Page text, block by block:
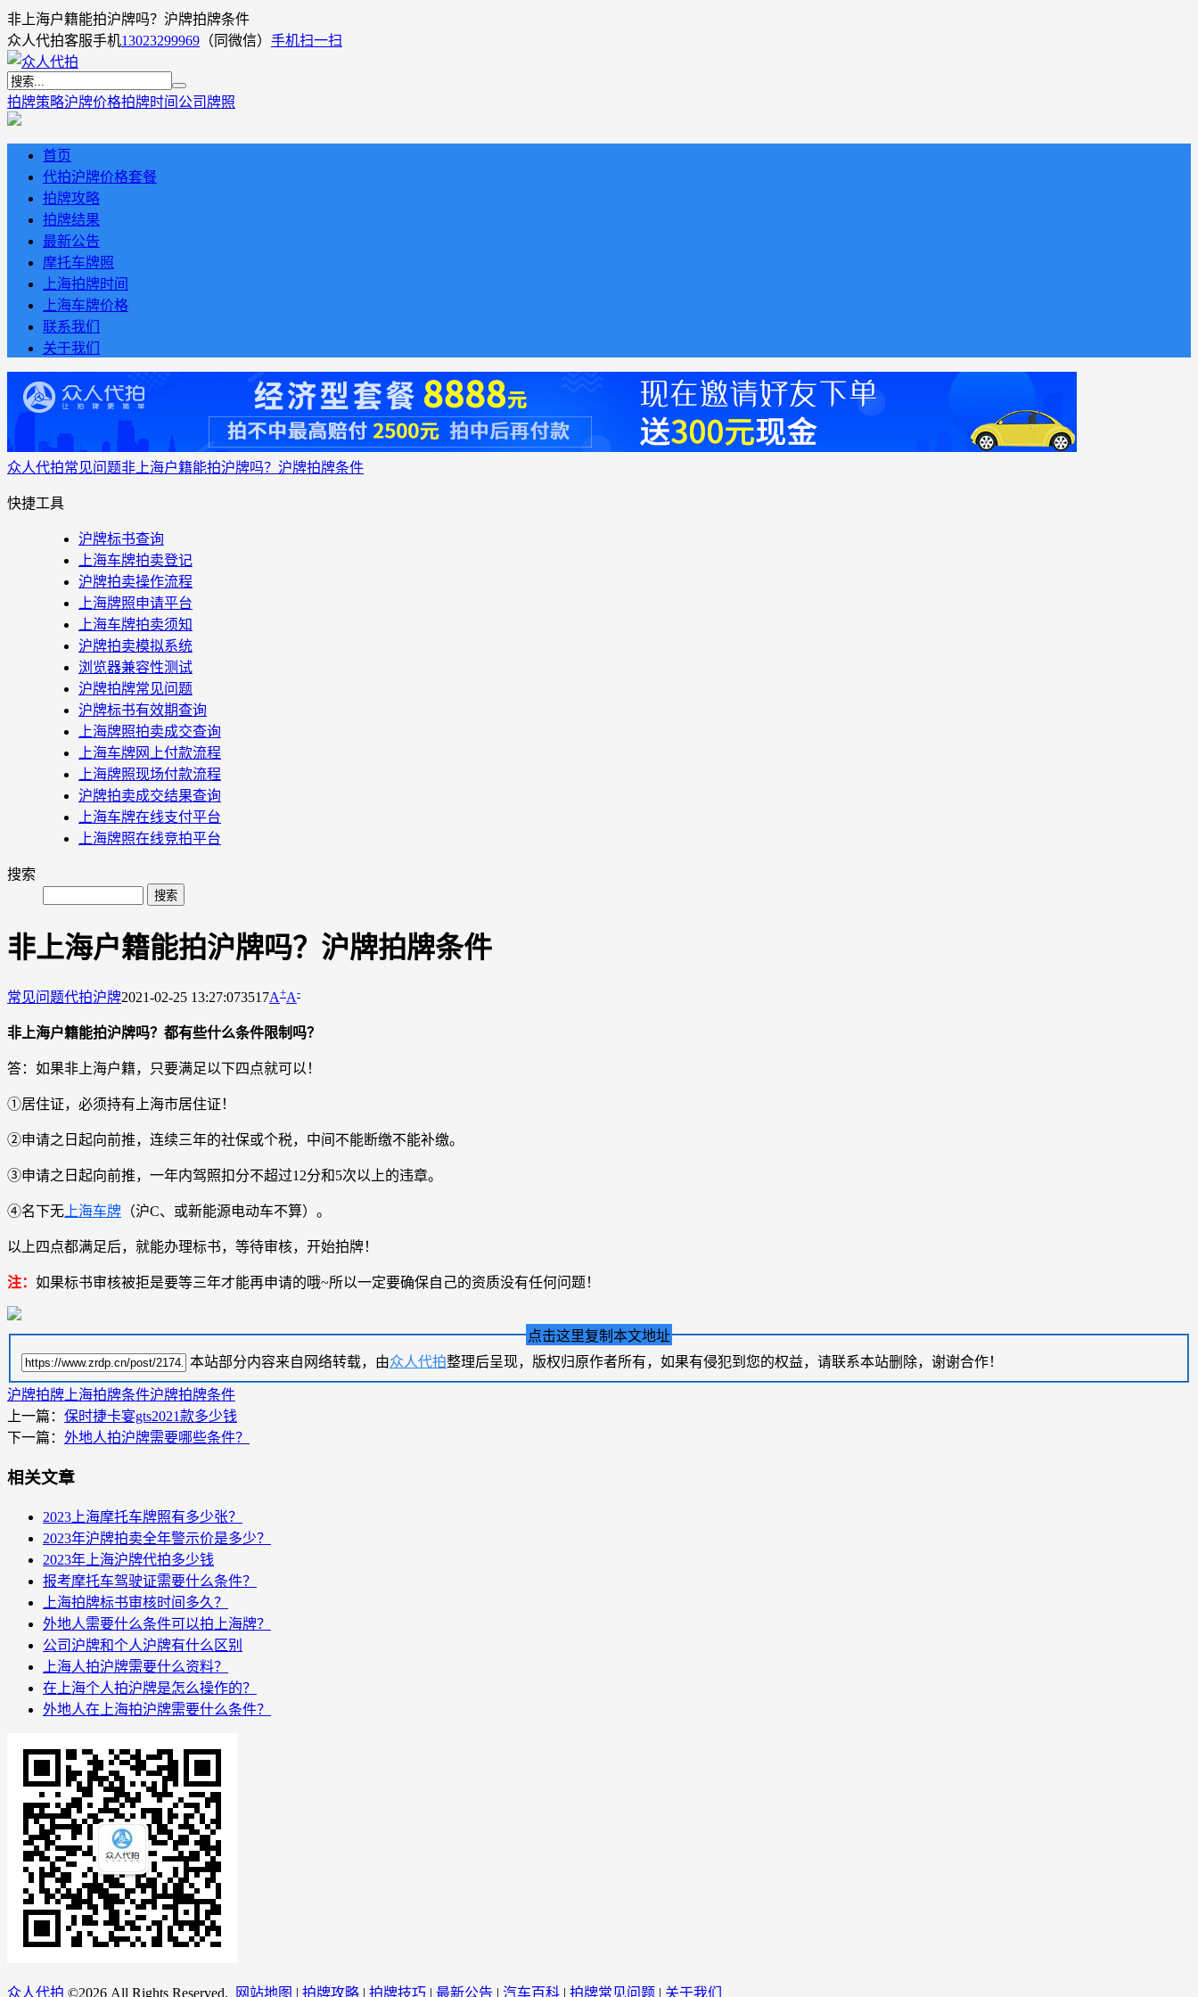
非上海户籍能拍沪牌吗？沪牌拍牌条件
众人代拍客服手机13023299969 （同微信） 手机扫一扫
拍牌策略沪牌价格拍牌时间 公司牌照
首页
代拍沪牌价格套餐
拍牌攻略
拍牌结果
最新公告
摩托车牌照
上海拍牌时间
上海车牌价格
联系我们
关于我们
众人代拍常见问题非上海户籍能拍沪牌吗？沪牌拍牌条件
快捷工具
沪牌标书查询
上海车牌拍卖登记
沪牌拍卖操作流程
上海牌照申请平台
上海车牌拍卖须知
沪牌拍卖模拟系统
浏览器兼容性测试
沪牌拍牌常见问题
沪牌标书有效期查询
上海牌照拍卖成交查询
上海车牌网上付款流程
上海牌照现场付款流程
沪牌拍卖成交结果查询
上海车牌在线支付平台
上海牌照在线竞拍平台
搜索
非上海户籍能拍沪牌吗？沪牌拍牌条件
常见问题代拍沪牌2021-02-25 13:27:073517A+A-
非上海户籍能拍沪牌吗？都有些什么条件限制吗？
答：如果非上海户籍，只要满足以下四点就可以！
①居住证，必须持有上海市居住证！
②申请之日起向前推，连续三年的社保或个税，中间不能断缴不能补缴。
③申请之日起向前推，一年内驾照扣分不超过12分和5次以上的违章。
④名下无 上海车牌 （沪C、或新能源电动车不算）。
以上四点都满足后，就能办理标书，等待审核，开始拍牌！
注： 如果标书审核被拒是要等三年才能再申请的哦~所以一定要确保自己的资质没有任何问题！
点击这里复制本文地址
本站部分内容来自网络转载，由众人代拍整理后呈现，版权归原作者所有，如果有侵犯到您的权益，请联系本站删除，谢谢合作！
沪牌拍牌上海拍牌条件沪牌拍牌条件
上一篇： 保时捷卡宴gts2021款多少钱
下一篇： 外地人拍沪牌需要哪些条件？
相关文章
2023上海摩托车牌照有多少张？
2023年沪牌拍卖全年警示价是多少？
2023年上海沪牌代拍多少钱
报考摩托车驾驶证需要什么条件？
上海拍牌标书审核时间多久？
外地人需要什么条件可以拍上海牌？
公司沪牌和个人沪牌有什么区别
上海人拍沪牌需要什么资料？
在上海个人拍沪牌是怎么操作的？
外地人在上海拍沪牌需要什么条件？
众人代拍 ©2026 All Rights Reserved. 网站地图 | 拍牌攻略 | 拍牌技巧 | 最新公告 | 汽车百科 | 拍牌常见问题 | 关于我们